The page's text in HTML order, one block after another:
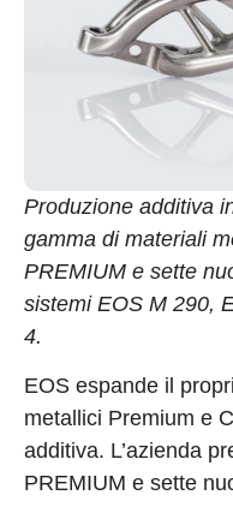
Produzione additiva
gamma di materiali
PREMIUM e sette
sistemi EOS M 290,
4.
EOS espande il
metallici Premium e
additiva. L’azienda
PREMIUM e sette